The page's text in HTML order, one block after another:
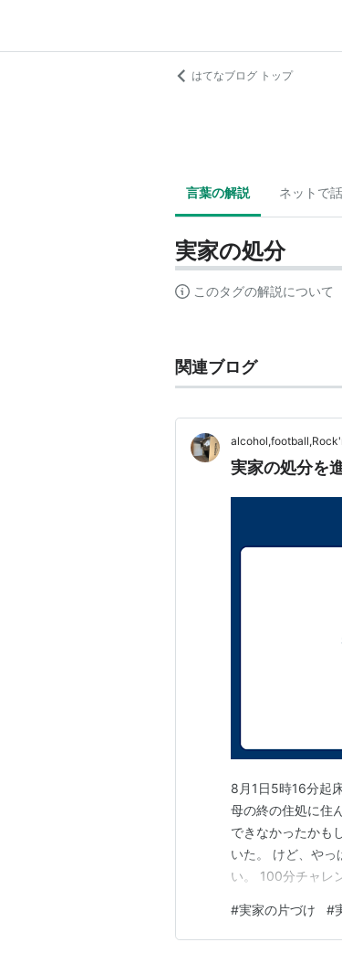
はてなブログ トップ
言葉の解説 ネットで
実家の処分
このタグの解説について
関連ブログ
実家の処分を
8月1日5時16分起
母の終の住処に住
できなかったかも
いた。 けど、やっ
い。 100分チャレ
ら、たぶん片付け
レスでちょっと遅
#実家の片づけ #